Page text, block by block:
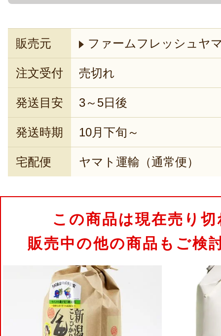
販売元 ファームフレッシュヤ
注文受付 売切れ
発送目安 3～5日後
発送時期 10月下旬～
宅配便 ヤマト運輸（通常便）
この商品は現在売り
販売中の他の商品もご検